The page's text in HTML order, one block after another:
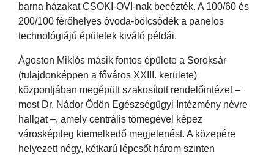
barna házakat CSOKI-OVI-nak becézték. A 100/60 és
200/100 férőhelyes óvoda-bölcsődék a panelos
technológiájú épületek kiváló példái.
Ágoston Miklós másik fontos épülete a Soroksár
(tulajdonképpen a főváros XXIII. kerülete)
központjában megépült szakosított rendelőintézet –
most Dr. Nádor Ödön Egészségügyi Intézmény névre
hallgat –, amely centrális tömegével képez
városképileg kiemelkedő megjelenést. A közepére
helyezett négy, kétkarú lépcsőt három szinten